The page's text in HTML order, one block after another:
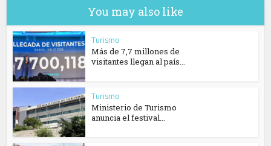
You may also like
Turismo
Más de 7,7 millones de
visitantes llegan al país...
Turismo
Ministerio de Turismo
anuncia el festival...